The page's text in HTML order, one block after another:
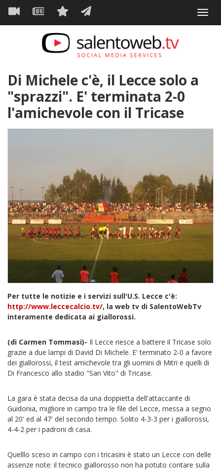
Salta
contenuto
Navigazione
principale
Di Michele c'è, il Lecce solo a
"sprazzi". E' terminata 2-0
l'amichevole con il Tricase
Per tutte le notizie e i servizi sull'U.S. Lecce c'è:
http://www.leccecalcio.tv/, la web tv di SalentoWebTv
interamente dedicata ai giallorossi.
(di Carmen Tommasi)- Il Lecce riesce a battere il Tricase solo
grazie a due lampi di David Di Michele. E' terminato 2-0 a favore
dei giallorossi, il test amichevole tra gli uomini di Mitri e quelli di
Di Francesco allo stadio "San Vito" di Tricase.
La gara è stata decisa da una doppietta dell'attaccante di
Guidonia, migliore in campo tra le file del Lecce, messa a segno
al 20' ed al 47' del secondo tempo. Solito 4-3-3 per i giallorossi,
4-4-2 per i padroni di casa.
Quelllo sceso in campo con i tricasini è stato un Lecce con delle
assenze note: il tecnico giallorosso non ha potuto contare sulla